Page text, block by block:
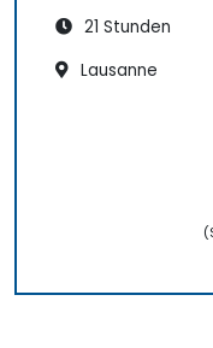
21 Stunden
Lausanne